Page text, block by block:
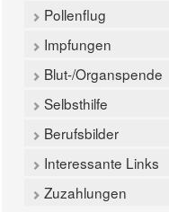
Pollenflug
Impfungen
Blut-/Organspende
Selbsthilfe
Berufsbilder
Interessante Links
Zuzahlungen